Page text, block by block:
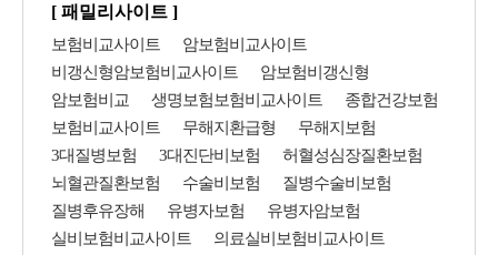
[ 패밀리사이트 ]
보험비교사이트
암보험비교사이트
비갱신형암보험비교사이트
암보험비갱신형
암보험비교
생명보험보험비교사이트
종합건강보험
보험비교사이트
무해지환급형
무해지보험
3대질병보험
3대진단비보험
허혈성심장질환보험
뇌혈관질환보험
수술비보험
질병수술비보험
질병후유장해
유병자보험
유병자암보험
실비보험비교사이트
의료실비보험비교사이트